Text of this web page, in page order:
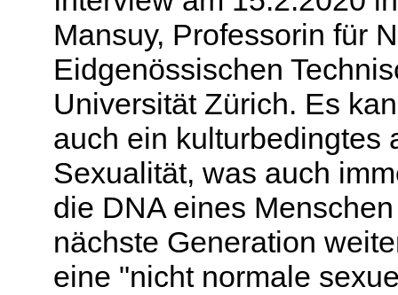
Mansuy, Professorin für
Eidgenössischen
Universität Zürich. Es
auch ein kulturbedingtes
Sexualität, was auch
die DNA eines
nächste Generation
eine "nicht normale sexu